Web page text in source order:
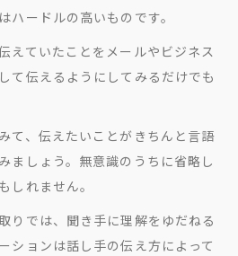
ハードルの高いものです。
えていたことをメールやビジネス
て伝えるようにしてみるだけでも
て、伝えたいことがきちんと言語
ましょう。無意識のうちに省略し
しれません。
りでは、聞き手に理解をゆだねる
ションは話し手の伝え方によって